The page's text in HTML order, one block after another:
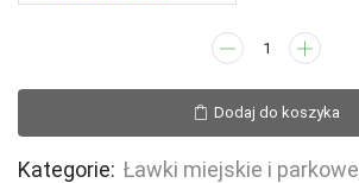
ilość
stalowa
Velvo
Dodaj do koszyka
Kategorie: Ławki miejskie i parkowe